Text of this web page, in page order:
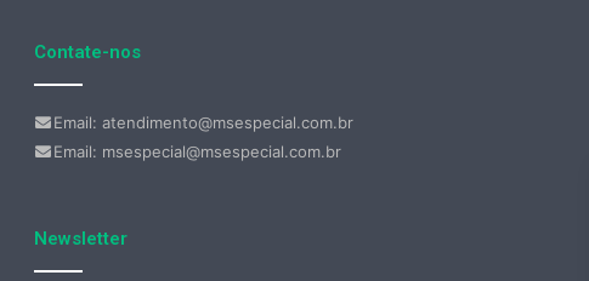
Contate-nos
Email: atendimento@msespecial.com.br
Email: msespecial@msespecial.com.br
Newsletter